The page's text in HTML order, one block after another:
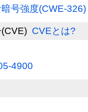
号強度(CWE-326)
CVEとは?
4900